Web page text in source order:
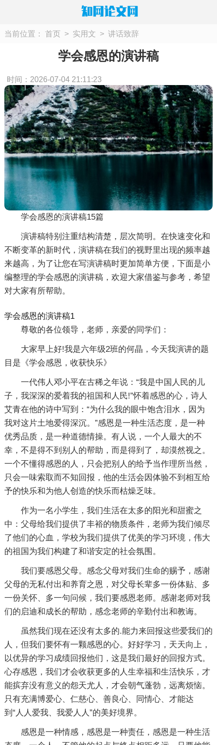
当前位置： 首页 > 实用文 > 讲话致辞
学会感恩的演讲稿
时间：2026-07-04 21:11:23
学会感恩的演讲稿15篇
演讲稿特别注重结构清楚，层次简明。在快速变化和
不断变革的新时代，演讲稿在我们的视野里出现的频率越
来越高，为了让您在写演讲稿时更加简单方便，下面是小
编整理的学会感恩的演讲稿，欢迎大家借鉴与参考，希望
对大家有所帮助。
学会感恩的演讲稿1
尊敬的各位领导，老师，亲爱的同学们：
大家早上好!我是六年级2班的何晶，今天我演讲的题
目是《学会感恩，收获快乐》
一代伟人邓小平在古稀之年说：“我是中国人民的儿
子，我深深的爱着我的祖国和人民!”怀着感恩的心，诗人
艾青在他的诗中写到：“为什么我的眼中饱含泪水，因为
我对这片土地爱得深沉。”感恩是一种生活态度，是一种
优秀品质，是一种道德情操。有人说，一个人最大的不
幸，不是得不到别人的帮助，而是得到了，却漠然视之。
一个不懂得感恩的人，只会把别人的给予当作理所当然，
只会一味索取而不知回报，他的生活会因体验不到相互给
予的快乐和为他人创造的快乐而枯燥乏味。
作为一名小学生，我们生活在太多的阳光和甜蜜之
中：父母给我们提供了丰裕的物质条件，老师为我们倾尽
了他们的心血，学校为我们提供了优美的学习环境，伟大
的祖国为我们构建了和谐安定的社会氛围。
我们要感恩父母。感念父母对我们生命的赐予，感谢
父母的无私付出和养育之恩，对父母长辈多一份体贴、多
一份关怀、多一句问候，我们要感恩老师。感谢老师对我
们的启迪和成长的帮助，感念老师的辛勤付出和教诲。
虽然我们现在还没有太多的.能力来回报这些爱我们的
人，但我们要怀有一颗感恩的心。好好学习，天天向上，
以优异的学习成绩回报他们，这是我们最好的回报方式。
心存感恩，我们才会收获更多的人生幸福和生活快乐，才
能摈弃没有意义的怨天尤人，才会朝气蓬勃，远离烦恼。
只有充满博爱心、仁慈心、善良心、同情心、才能达
到“人人爱我、我爱人人”的美好境界。
感恩是一种情感，感恩是一种责任，感恩是一种生活